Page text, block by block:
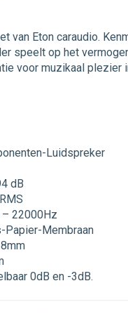
van Eton caraudio.
speelt op het
voor muzikaal plezier
Luidspreker
dB
– 22000Hz
Papier-Membraan
0dB en -3dB.